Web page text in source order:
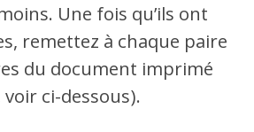
Une fois qu’ils ont
remettez à chaque paire
du document imprimé
ci-dessous).